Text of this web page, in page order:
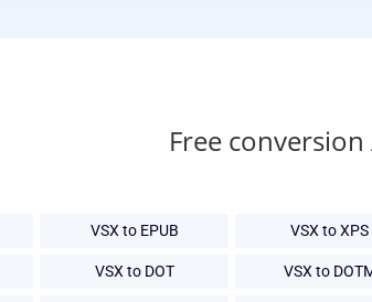
Free
VSX to EPUB VSX to XPS
VSX to DOT VSX to